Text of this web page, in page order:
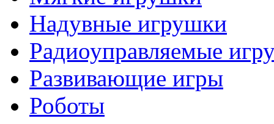
Надувные игрушки
Радиоуправляемые
Развивающие игры
Роботы